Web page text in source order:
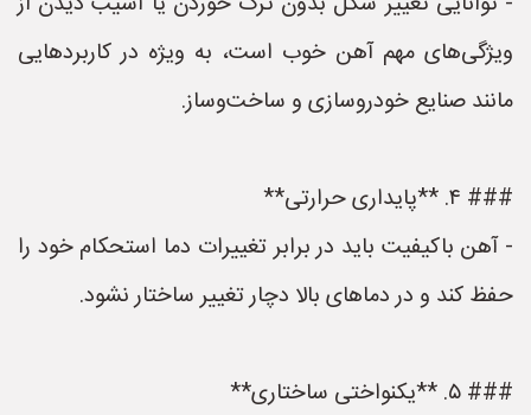
ویژگی‌های مهم آهن خوب است، به ویژه در کاربردهایی
مانند صنایع خودروسازی و ساخت‌وساز.
### ۴. **پایداری حرارتی**
- آهن باکیفیت باید در برابر تغییرات دما استحکام خود را
حفظ کند و در دماهای بالا دچار تغییر ساختار نشود.
### ۵. **یکنواختی ساختاری**